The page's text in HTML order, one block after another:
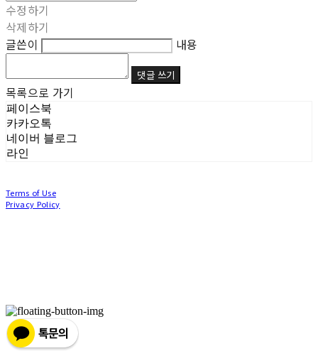
수정하기
삭제하기
글쓴이
내용
댓글 쓰기
목록으로 가기
페이스북
카카오톡
네이버 블로그
라인
Terms of Use
Privacy Policy